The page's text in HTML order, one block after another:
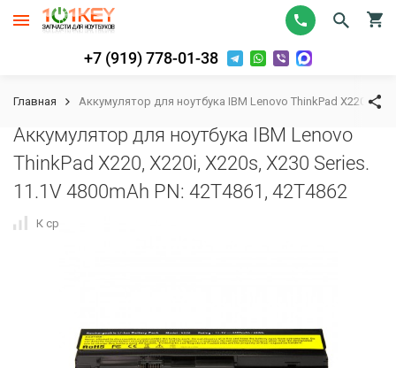
+7 (919) 778-01-38
Главная Аккумулятор для ноутбука IBM Lenovo ThinkPad X220,
Аккумулятор для ноутбука IBM Lenovo
ThinkPad X220, X220i, X220s, X230 Series.
11.1V 4800mAh PN: 42T4861, 42T4862
К сравнению